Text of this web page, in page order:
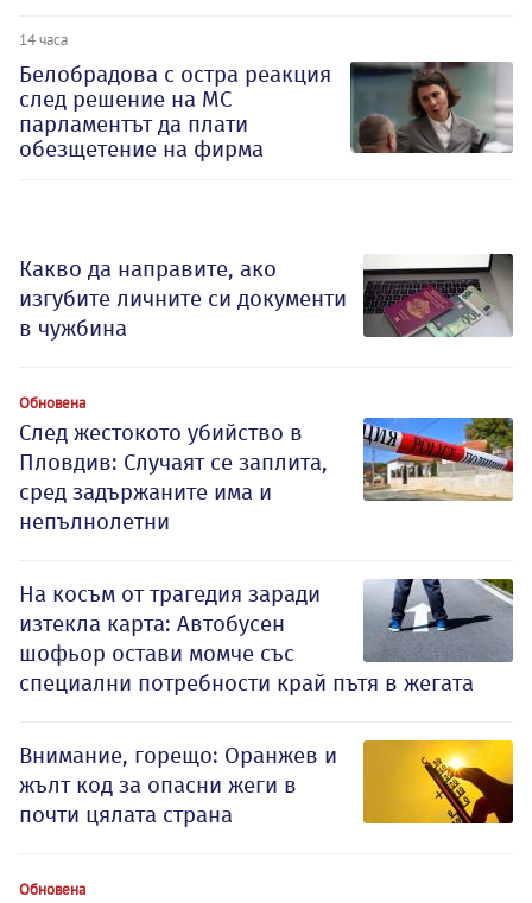
14 часа
Белобрадова с остра реакция
след решение на МС
парламентът да плати
обезщетение на фирма
Какво да направите, ако
изгубите личните си документи
в чужбина
Обновена
След жестокото убийство в
Пловдив: Случаят се заплита,
сред задържаните има и
непълнолетни
На косъм от трагедия заради
изтекла карта: Автобусен
шофьор остави момче със
специални потребности край пътя в жегата
Внимание, горещо: Оранжев и
жълт код за опасни жеги в
почти цялата страна
Обновена